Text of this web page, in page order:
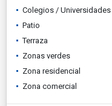
Colegios / Universidades
Patio
Terraza
Zonas verdes
Zona residencial
Zona comercial